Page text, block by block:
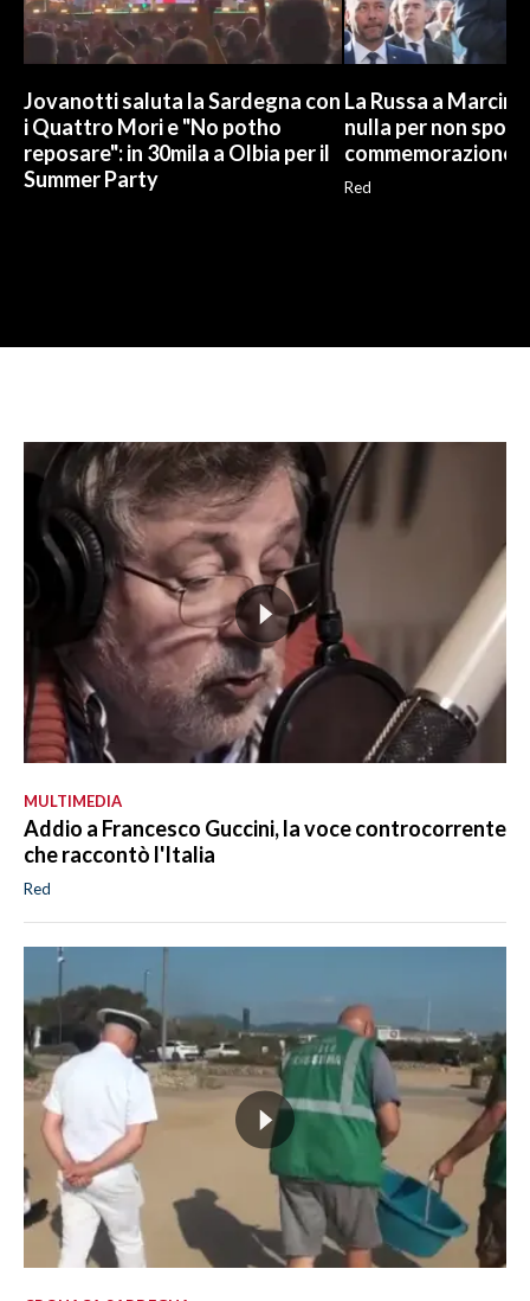
Jovanotti saluta la Sardegna con
i Quattro Mori e "No potho
reposare": in 30mila a Olbia per il
Summer Party
La Russa a
nulla per non
commemorazione
Red
MULTIMEDIA
Addio a Francesco Guccini, la voce controcorrente
che raccontò l'Italia
Red